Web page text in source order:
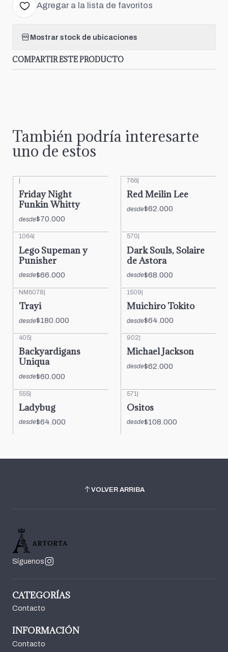
Agregar a la lista de favoritos
Mostrar stock de ubicaciones
COMPARTIR ESTE PRODUCTO
También podría interesarte
uno de estos
Friday Night
Funkin Whitty
desde$70.000
766
Red Meilin Lee
desde$62.000
1064
Lego Supeman y
Punisher
desde$66.000
570
Dark Souls, Solaire
de Astora
desde$68.000
NM6078|
Trayi
desde$180.000
1509|
Muichiro Tokito
desde$64.000
405
Backyardigans
Uniqua
desde$60.000
902
Michael Jackson
desde$62.000
555|
Ladybug
desde$64.000
571 |
Ositos
desde$108.000
VOLVER ARRIBA
Síguenos
CATEGORÍAS
Contacto
INFORMACIÓN
Contacto